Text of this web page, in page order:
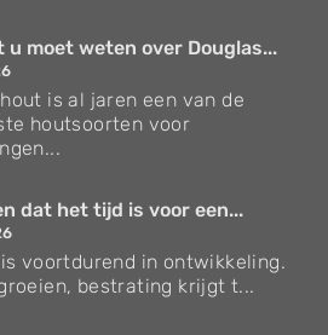
u moet weten over Douglas...
is al jaren een van de
houtsoorten voor
dat het tijd is voor een...
voortdurend in ontwikkeling.
bestrating krijgt t...